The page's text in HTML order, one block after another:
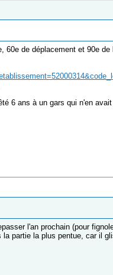
60e de déplacement et 90e de
6 ans à un gars qui n'en
l'an prochain (pour
partie la plus pentue, car il